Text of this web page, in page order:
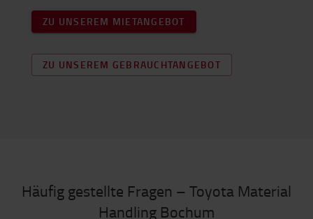
ZU UNSEREM MIETANGEBOT
ZU UNSEREM GEBRAUCHTANGEBOT
Häufig gestellte Fragen – Toyota Material
Handling Bochum